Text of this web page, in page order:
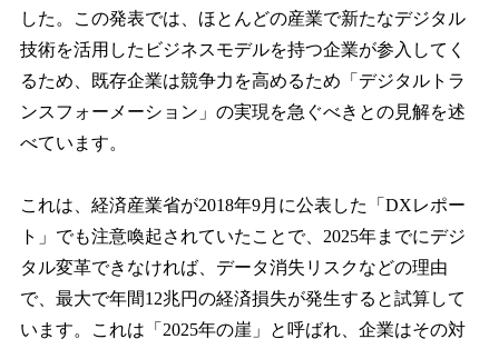
した。この発表では、ほとんどの産業で新たなデジタル
技術を活用したビジネスモデルを持つ企業が参入してく
るため、既存企業は競争力を高めるため「デジタルトラ
ンスフォーメーション」の実現を急ぐべきとの見解を述
べています。
これは、経済産業省が2018年9月に公表した「DXレポー
ト」でも注意喚起されていたことで、2025年までにデジ
タル変革できなければ、データ消失リスクなどの理由
で、最大で年間12兆円の経済損失が発生すると試算して
います。これは「2025年の崖」と呼ばれ、企業はその対